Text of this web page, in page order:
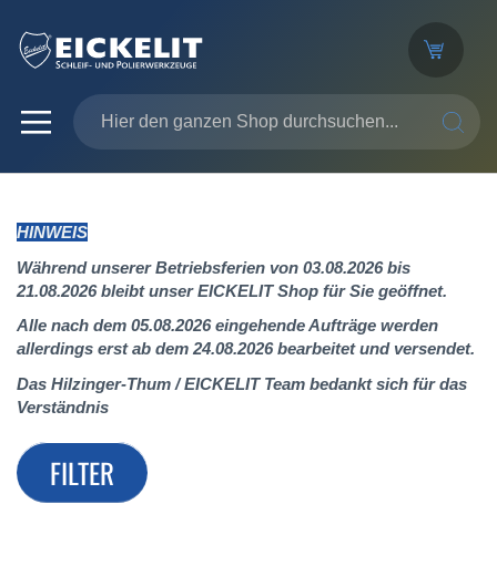
SUCHE
HINWEIS
Während unserer Betriebsferien von 03.08.2026 bis
21.08.2026 bleibt unser EICKELIT Shop für Sie geöffnet.
Alle nach dem 05.08.2026 eingehende Aufträge werden
allerdings erst ab dem 24.08.2026 bearbeitet und versendet.
Das Hilzinger-Thum / EICKELIT Team bedankt sich für das
Verständnis
FILTER